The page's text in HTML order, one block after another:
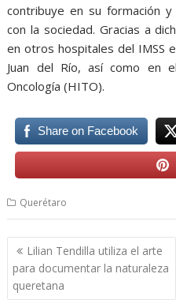
contribuye en su formación
con la sociedad. Gracias a
en otros hospitales del IMSS
Juan del Río, así como en
Oncología (HITO).
Share on Facebook
Querétaro
Navegación
de
entradas
Lilian Tendilla utiliza el arte
para documentar la naturaleza
queretana